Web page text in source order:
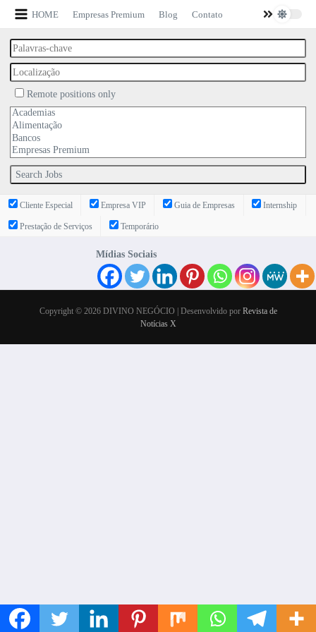
HOME Empresas Premium Blog Contato
Remote positions only
Cliente Especial Empresa VIP Guia de Empresas Internship
Prestação de Serviços Temporário
Mídias Sociais
Copyright © 2026 DIVINO NEGÓCIO | Desenvolvido por Revista de
Notícias X